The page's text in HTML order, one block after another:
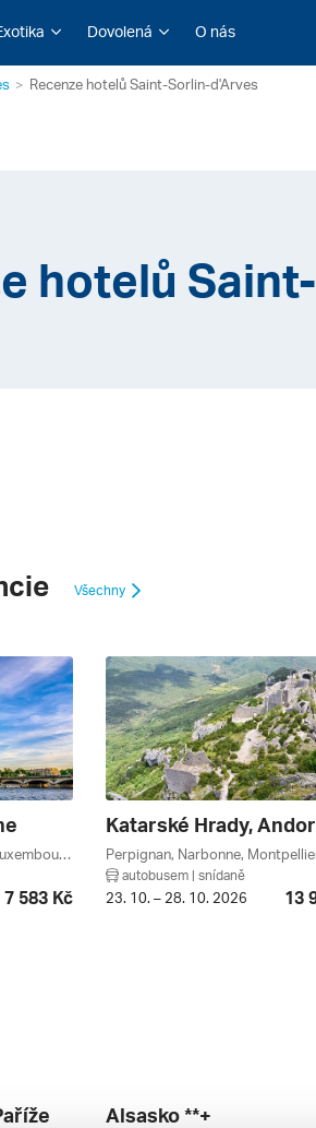
Dovolená O nás
Recenze hotelů Saint-Sorlin-d'Arves
hotelů
Všechny
Versailles, Paříž, Panthéon, Luxembourg, Louvre, Paříž A Okolí, Francie
7 583 Kč
autobusem | snídaně
23. 10. – 28. 10. 2026 13
Alsasko **+